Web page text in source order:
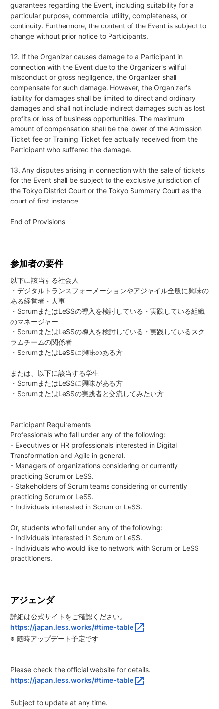
guarantees regarding the Event, including suitability for a
particular purpose, commercial utility, completeness, or
continuity. Furthermore, the content of the Event is subject to
change without prior notice to Participants.
12. If the Organizer causes damage to a Participant in
connection with the Event due to the Organizer's willful
misconduct or gross negligence, the Organizer shall
compensate for such damage. However, the Organizer's
liability for damages shall be limited to direct and ordinary
damages and shall not include indirect damages such as lost
profits or loss of business opportunities. The maximum
amount of compensation shall be the lower of the Admission
Ticket fee or Training Ticket fee actually received from the
Participant who suffered the damage.
13. Any disputes arising in connection with the sale of tickets
for the Event shall be subject to the exclusive jurisdiction of
the Tokyo District Court or the Tokyo Summary Court as the
court of first instance.
End of Provisions
参加者の要件
以下に該当する社会人
・デジタルトランスフォーメーションやアジャイル全般に興味の
ある経営者・人事
・ScrumまたはLeSSの導入を検討している・実践している組織
のマネージャー
・ScrumまたはLeSSの導入を検討している・実践しているスク
ラムチームの関係者
・ScrumまたはLeSSに興味のある方
または、以下に該当する学生
・ScrumまたはLeSSに興味がある方
・ScrumまたはLeSSの実践者と交流してみたい方
Participant Requirements
Professionals who fall under any of the following:
- Executives or HR professionals interested in Digital
Transformation and Agile in general.
- Managers of organizations considering or currently
practicing Scrum or LeSS.
- Stakeholders of Scrum teams considering or currently
practicing Scrum or LeSS.
- Individuals interested in Scrum or LeSS.
Or, students who fall under any of the following:
- Individuals interested in Scrum or LeSS.
- Individuals who would like to network with Scrum or LeSS
practitioners.
アジェンダ
詳細は公式サイトをご確認ください。
https://japan.less.works/#time-tableopen_in_new
※ 随時アップデート予定です
Please check the official website for details.
https://japan.less.works/#time-tableopen_in_new
Subject to update at any time.